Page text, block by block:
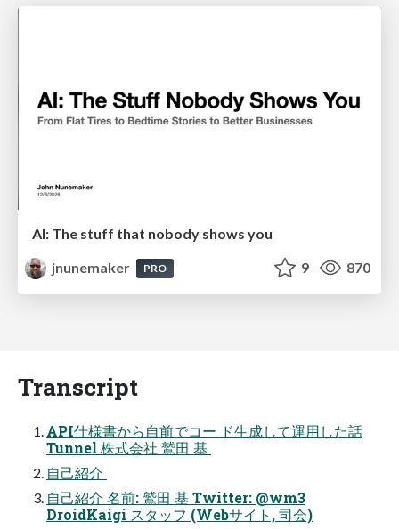
AI: The stuff that nobody shows you
jnunemaker
PRO 9 870
Transcript
API仕様書から⾃前でコー ド⽣成して運⽤した話
Tunnel 株式会社 鷲⽥ 基 
⾃⼰紹介 
⾃⼰紹介 名前: 鷲⽥ 基 Twitter: @wm3
DroidKaigi スタッフ (Webサイト, 司会)